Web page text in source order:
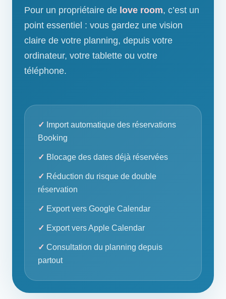
Pour un propriétaire de love room, c’est un
point essentiel : vous gardez une vision
claire de votre planning, depuis votre
ordinateur, votre tablette ou votre
téléphone.
Import automatique des réservations
Booking
Blocage des dates déjà réservées
Réduction du risque de double
réservation
Export vers Google Calendar
Export vers Apple Calendar
Consultation du planning depuis
partout